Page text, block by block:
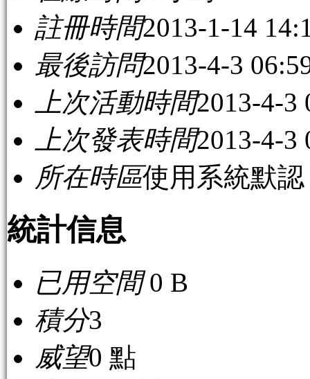
註冊時間2013-1-14
最後訪問2013-4-3
上次活動時間2013-4-3
上次發表時間2013-4-3
所在時區使用系統默認
統計信息
已用空間0 B
積分3
威望0 點